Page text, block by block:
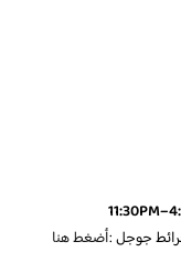
جوجل :أضغط هنا